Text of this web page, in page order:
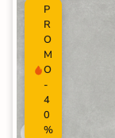
P
R
O
M
O
-
4
0
%